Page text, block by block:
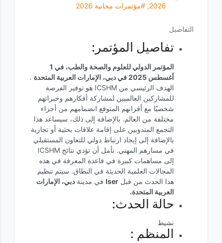
2026
, #مؤتمرات مجانية 2026
التفاصيل
تفاصيل المؤتمر:
المؤتمر الدولي للعلوم والصحة والطب، في 1
أغسطس 2025 في دبي، الإمارات العربية المتحدة
.
الهدف الرئيسي من ICSHM هو توفير الفرصة
للمشاركين العالميين لمشاركة أفكارهم وخبراتهم
شخصيًا مع أقرانهم المتوقع انضمامهم من أجزاء
مختلفة من العالم. بالإضافة إلى ذلك، سيساعد هذا
التجمع المندوبين على إقامة علاقات بحثية أو تجارية
بالإضافة إلى إيجاد ارتباط دولي للتعاون المستقبلي
في مسارهم المهني. نأمل أن تؤدي نتائج ICSHM
إلى مساهمات كبيرة في قاعدة المعرفة في هذه
المجالات العلمية الحديثة في النطاق. سيتم تنظيم
هذا الحدث من قبل Iser في مدينة دبي، الإمارات
العربية المتحدة.
حالة الحدث:
نشيط
المنظم :